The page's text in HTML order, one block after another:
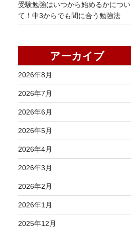
受験勉強はいつから始めるかについ
て！中3からでも間に合う勉強法
アーカイブ
2026年8月
2026年7月
2026年6月
2026年5月
2026年4月
2026年3月
2026年2月
2026年1月
2025年12月